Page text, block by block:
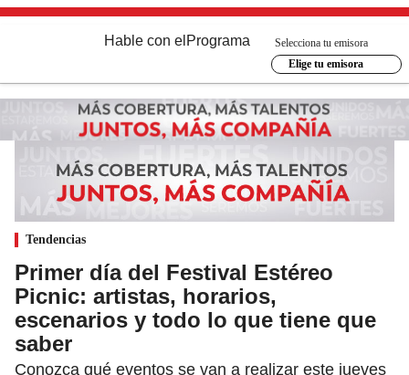
Hable con el Programa
Selecciona tu emisora
Elige tu emisora
Tendencias
Primer día del Festival Estéreo
Picnic: artistas, horarios,
escenarios y todo lo que tiene que
saber
Conozca qué eventos se van a realizar este jueves